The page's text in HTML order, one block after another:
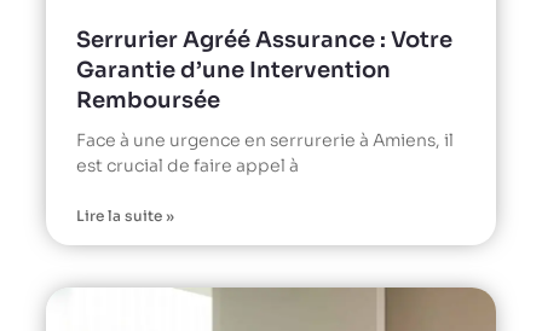
Serrurier Agréé Assurance : Votre
Garantie d’une Intervention
Remboursée
Face à une urgence en serrurerie à Amiens, il
est crucial de faire appel à
Lire la suite »